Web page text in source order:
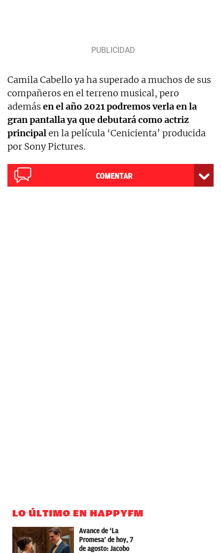
Camila Cabello ya ha superado a muchos de sus
compañeros en el terreno musical, pero
además en el año 2021 podremos verla en la
gran pantalla ya que debutará como actriz
principalen la película ‘Cenicienta’ producida
por Sony Pictures.
COMENTAR
LO ÚLTIMO EN HAPPYFM
Avance de ‘La
Promesa’ de hoy, 7
de agosto: Jacobo